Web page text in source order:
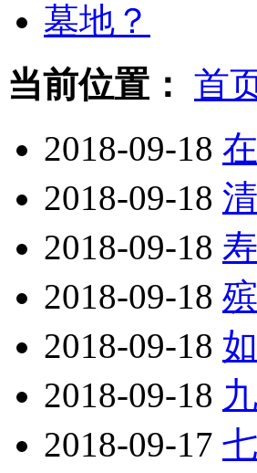
当前位置： 首
2018-09-18
2018-09-18
2018-09-18
2018-09-18
2018-09-18
2018-09-18
2018-09-17